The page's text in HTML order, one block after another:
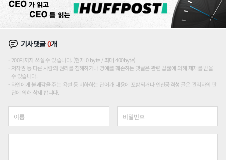
기사댓글0개
200자까지 쓰실 수 있습니다. (현재 0 byte / 최대 400byte)
저작권 등 다른 사람의 권리를 침해하거나 명예를 훼손하는 댓글은 관련 법률에 의해 제재를 받을
수 있습니다.
타인에게 불쾌감을 주는 욕설 등 비하하는 단어가 내용에 포함되거나 인신공격성 글은 관리자의 판
단에 의해 삭제 합니다.